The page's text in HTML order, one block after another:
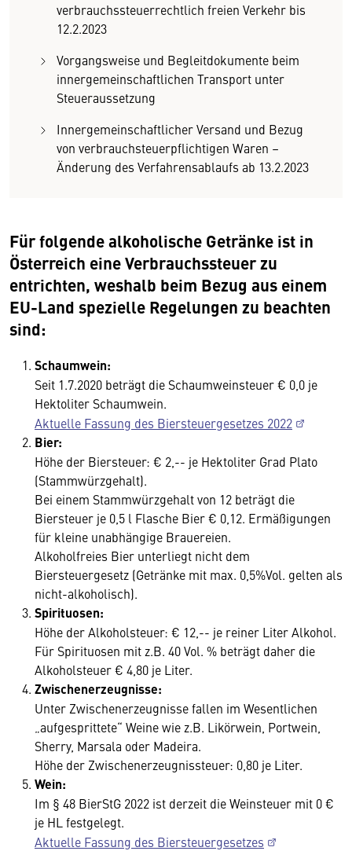
verbrauchssteuerrechtlich freien Verkehr bis
12.2.2023
Vorgangsweise und Begleitdokumente beim
innergemeinschaftlichen Transport unter
Steueraussetzung
Innergemeinschaftlicher Versand und Bezug
von verbrauchsteuerpflichtigen Waren –
Änderung des Verfahrensablaufs ab 13.2.2023
Für folgende alkoholische Getränke ist in
Österreich eine Verbrauchssteuer zu
entrichten, weshalb beim Bezug aus einem
EU-Land spezielle Regelungen zu beachten
sind:
Schaumwein:
Seit 1.7.2020 beträgt die Schaumweinsteuer € 0,0 je
Hektoliter Schaumwein.
Aktuelle Fassung des Biersteuergesetzes 2022
Bier:
Höhe der Biersteuer: € 2,-- je Hektoliter Grad Plato
(Stammwürzgehalt).
Bei einem Stammwürzgehalt von 12 beträgt die
Biersteuer je 0,5 l Flasche Bier € 0,12. Ermäßigungen
für kleine unabhängige Brauereien.
Alkoholfreies Bier unterliegt nicht dem
Biersteuergesetz (Getränke mit max. 0,5%Vol. gelten als
nicht-alkoholisch).
Spirituosen:
Höhe der Alkoholsteuer: € 12,-- je reiner Liter Alkohol.
Für Spirituosen mit z.B. 40 Vol. % beträgt daher die
Alkoholsteuer € 4,80 je Liter.
Zwischenerzeugnisse:
Unter Zwischenerzeugnisse fallen im Wesentlichen
„aufgesprittete“ Weine wie z.B. Likörwein, Portwein,
Sherry, Marsala oder Madeira.
Höhe der Zwischenerzeugnissteuer: 0,80 je Liter.
Wein:
Im § 48 BierStG 2022 ist derzeit die Weinsteuer mit 0 €
je HL festgelegt.
Aktuelle Fassung des Biersteuergesetzes